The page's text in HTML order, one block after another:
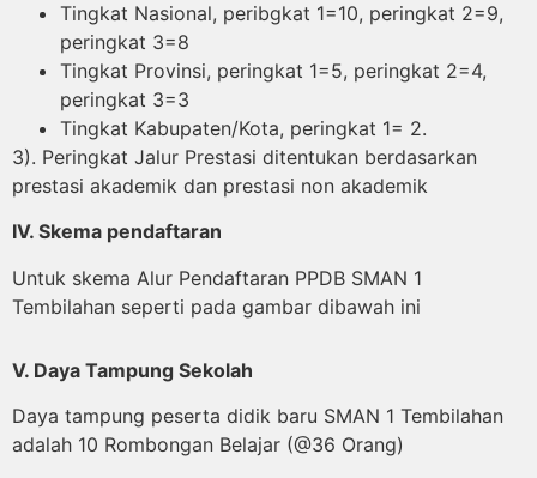
Tingkat Nasional, peribgkat 1=10, peringkat 2=9,
peringkat 3=8
Tingkat Provinsi, peringkat 1=5, peringkat 2=4,
peringkat 3=3
Tingkat Kabupaten/Kota, peringkat 1= 2.
3). Peringkat Jalur Prestasi ditentukan berdasarkan
prestasi akademik dan prestasi non akademik
IV. Skema pendaftaran
Untuk skema Alur Pendaftaran PPDB SMAN 1
Tembilahan seperti pada gambar dibawah ini
V. Daya Tampung Sekolah
Daya tampung peserta didik baru SMAN 1 Tembilahan
adalah 10 Rombongan Belajar (@36 Orang)